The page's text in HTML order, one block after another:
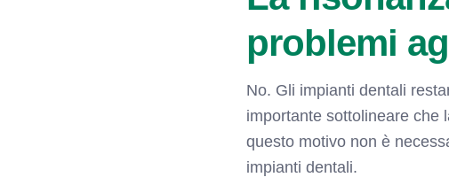
problemi
No. Gli impianti dentali
importante sottolineare che
questo motivo non è
impianti dentali.